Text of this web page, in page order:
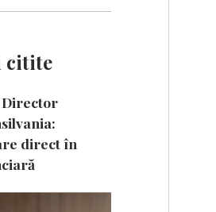
citite
direct în